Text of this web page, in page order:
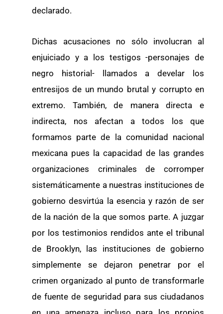
declarado.
Dichas acusaciones no sólo involucran al
enjuiciado y a los testigos -personajes de
negro historial- llamados a develar los
entresijos de un mundo brutal y corrupto en
extremo. También, de manera directa e
indirecta, nos afectan a todos los que
formamos parte de la comunidad nacional
mexicana pues la capacidad de las grandes
organizaciones criminales de corromper
sistemáticamente a nuestras instituciones de
gobierno desvirtúa la esencia y razón de ser
de la nación de la que somos parte. A juzgar
por los testimonios rendidos ante el tribunal
de Brooklyn, las instituciones de gobierno
simplemente se dejaron penetrar por el
crimen organizado al punto de transformarle
de fuente de seguridad para sus ciudadanos